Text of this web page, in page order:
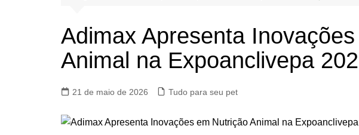
Adimax Apresenta
Animal na Expoanclivepa
21 de maio de 2026 Tudo para seu pet